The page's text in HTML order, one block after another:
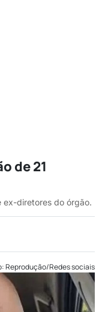
de 21
ex-diretores do órgão.
Reprodução/Redes sociais